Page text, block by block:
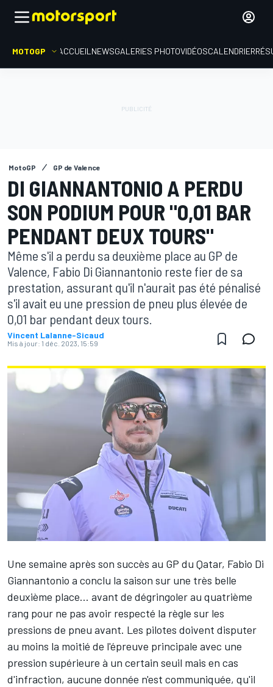
MOTOGP ACCUEIL NEWSGALERIES PHOTOVIDÉOSCALENDRIER
MotoGP GP de Valence
DI GIANNANTONIO A PERDU
SON PODIUM POUR "0,01 BAR
PENDANT DEUX TOURS"
Même s'il a perdu sa deuxième place au GP de
Valence, Fabio Di Giannantonio reste fier de sa
prestation, assurant qu'il n'aurait pas été pénalisé
s'il avait eu une pression de pneu plus élevée de
0,01 bar pendant deux tours.
Vincent Lalanne-Sicaud
Mis à jour: 1 déc. 2023, 15:59
Une semaine après son succès au GP du Qatar, Fabio Di
Giannantonio a conclu la saison sur une très belle
deuxième place... avant de dégringoler au quatrième
rang pour ne pas avoir respecté la règle sur les
pressions de pneu avant. Les pilotes doivent disputer
au moins la moitié de l'épreuve principale avec une
pression supérieure à un certain seuil mais en cas
d'infraction, aucune donnée n'est communiquée, qu'il